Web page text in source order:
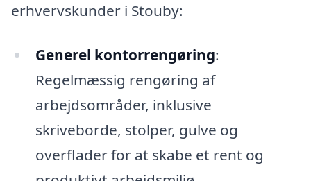
erhvervskunder i Stouby:
Generel kontorrengøring:
Regelmæssig rengøring af
arbejdsområder, inklusive
skriveborde, stolper, gulve og
overflader for at skabe et rent og